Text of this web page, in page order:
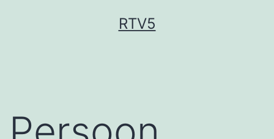
RTV5